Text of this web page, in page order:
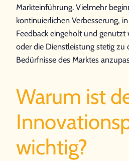
Markteinführung. Vielmehr
kontinuierlichen Verbesserung,
Feedback eingeholt und
oder die Dienstleistung stetig zu
Bedürfnisse des Marktes
Warum ist
wichtig?